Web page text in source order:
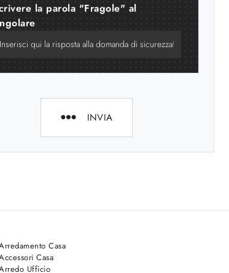
la parola "Fragole" al
INVIA
Casa
Casa
Ufficio